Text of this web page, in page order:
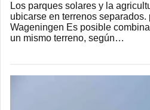
Los parques solares y la
ubicarse en terrenos
Wageningen Es posible
un mismo terreno, según…